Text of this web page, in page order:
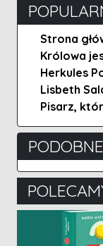
Strona
Królowa
Herkules
Lisbeth
Pisarz,
PODOBNE